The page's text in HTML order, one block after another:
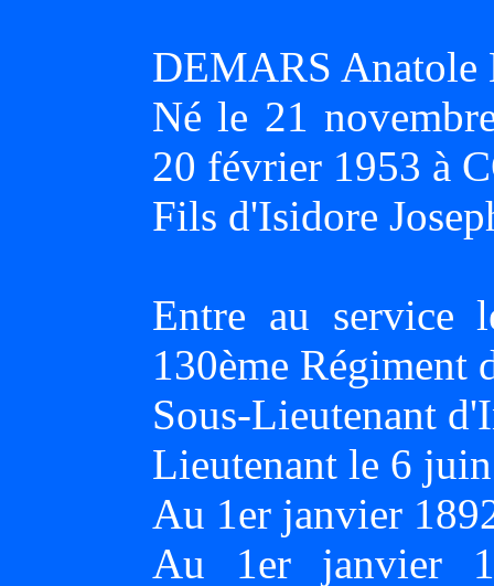
DEMARS Anatole
Né le 21
20 février 1953 à
Fils d'Isidore
Entre au service
130ème Régiment
Sous-Lieutenant
Lieutenant le 6
Au 1er janvier
Au 1er janvier